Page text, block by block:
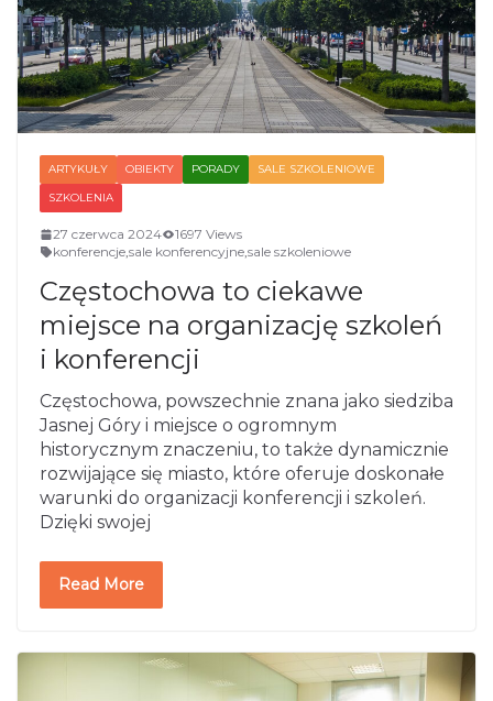
ARTYKUŁY OBIEKTY PORADY
SALE SZKOLENIOWE
SZKOLENIA
27 czerwca 2024
1697 Views
konferencje,sale konferencyjne,sale szkoleniowe
Częstochowa to ciekawe
miejsce na organizację szkoleń
i konferencji
Częstochowa, powszechnie znana jako siedziba
Jasnej Góry i miejsce o ogromnym
historycznym znaczeniu, to także dynamicznie
rozwijające się miasto, które oferuje doskonałe
warunki do organizacji konferencji i szkoleń.
Dzięki swojej
Read More